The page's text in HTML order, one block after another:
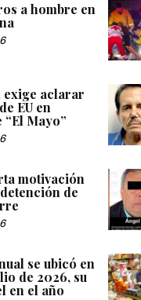
a hombre en
exige aclarar
EU en
Mayo”
motivación
de
se ubicó en
de 2026, su
en el año